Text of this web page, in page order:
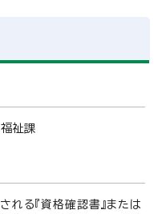
祉課
れる『資格確認書』または